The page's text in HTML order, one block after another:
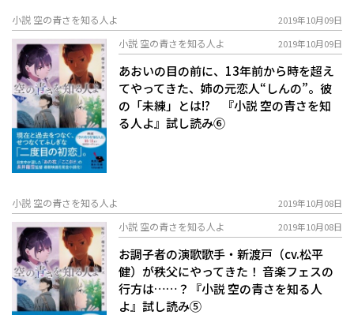
小説 空の青さを知る人よ 2019年10月09日
小説 空の青さを知る人よ 2019年10月09日
あおいの目の前に、13年前から時を超え
てやってきた、姉の元恋人“しんの”。彼
の「未練」とは!? 『小説 空の青さを知
る人よ』試し読み⑥
小説 空の青さを知る人よ 2019年10月08日
小説 空の青さを知る人よ 2019年10月08日
お調子者の演歌歌手・新渡戸（cv.松平
健）が秩父にやってきた！ 音楽フェスの
行方は……？『小説 空の青さを知る人
よ』試し読み⑤